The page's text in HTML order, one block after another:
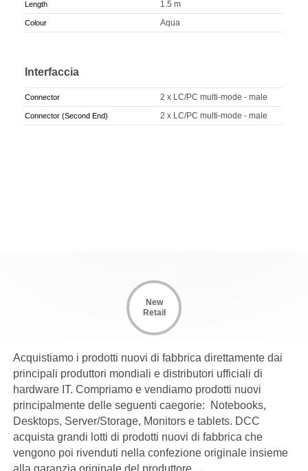
Length 1.5 m
Colour Aqua
Interfaccia
Connector 2 x LC/PC multi-mode - male
Connector (Second End) 2 x LC/PC multi-mode - male
New
Retail
Acquistiamo i prodotti nuovi di fabbrica direttamente dai
principali produttori mondiali e distributori ufficiali di
hardware IT. Compriamo e vendiamo prodotti nuovi
principalmente delle seguenti caegorie: Notebooks,
Desktops, Server/Storage, Monitors e tablets. DCC
acquista grandi lotti di prodotti nuovi di fabbrica che
vengono poi rivenduti nella confezione originale insieme
alla garanzia originale del produttore. .